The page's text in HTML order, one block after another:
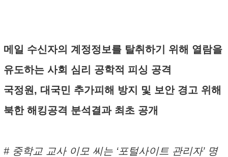
메일 수신자의 계정정보를 탈취하기 위해 열람을
유도하는 사회 심리 공학적 피싱 공격
국정원, 대국민 추가피해 방지 및 보안 경고 위해
북한 해킹공격 분석결과 최초 공개
# 중학교 교사 이모 씨는 ‘포털사이트 관리자’ 명